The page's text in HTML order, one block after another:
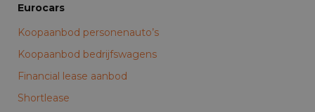
Eurocars
Koopaanbod personenauto’s
Koopaanbod bedrijfswagens
Financial lease aanbod
Shortlease